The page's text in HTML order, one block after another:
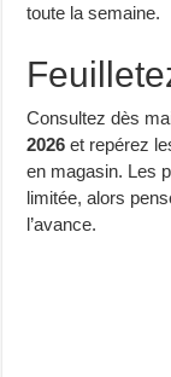
toute la semaine.
Consultez dès
2026 et repérez
en magasin. Les
limitée, alors
l’avance.